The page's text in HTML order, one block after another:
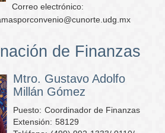
Correo electrónico:
de Finanzas
Mtro. Gustavo Adolfo
Millán Gómez
Puesto: Coordinador de Finanzas
Extensión: 58129